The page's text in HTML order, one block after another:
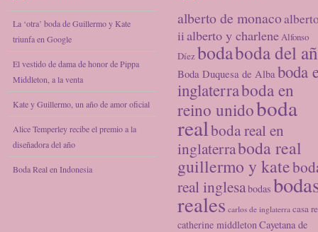
La ‘otra’ boda de Guillermo y Kate
triunfa en Google
El vestido de dama de honor de Pippa
Middleton, a la venta
Kate y Guillermo, un año de amor oficial
Alice Temperley recibe el premio a la
diseñadora del año
Boda Real en Indonesia
alberto de monaco
iialberto y charleneAlfonso
Díezbodaboda del
Boda Duquesa de Alba boda
inglaterraboda en
reino unidoboda
realboda real en
inglaterraboda real
guillermo y kate
real inglesabodas
reales carlos de inglaterra casa
catherine middletonCayetana de